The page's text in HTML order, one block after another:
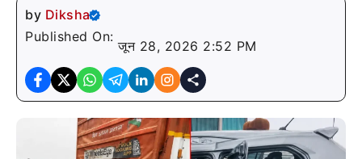
by Diksha
Published On:
जून 28, 2026 2:52 PM